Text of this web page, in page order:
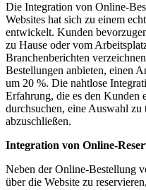
Die Integration von Online-
Websites hat sich zu einem
entwickelt. Kunden
zu Hause oder vom
Branchenberichten
Bestellungen anbieten, einen
um 20 %. Die nahtlose
Erfahrung, die es den Kunden
durchsuchen, eine Auswahl
abzuschließen.
Integration von Online-
Neben der Online-Bestellung
über die Website zu